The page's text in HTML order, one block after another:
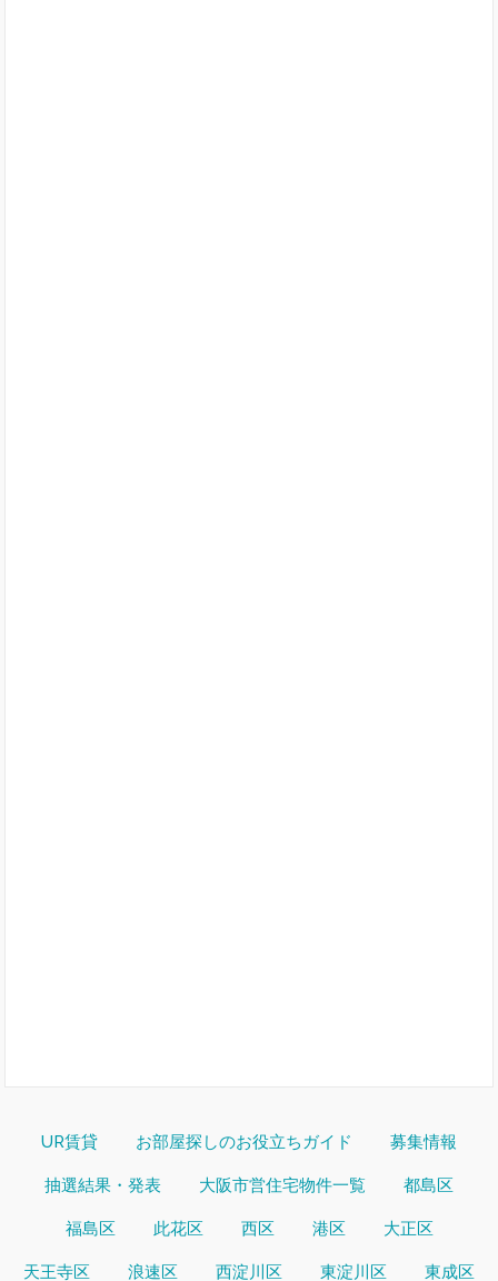
UR賃貸 お部屋探しのお役立ちガイド 募集情報
抽選結果・発表 大阪市営住宅物件一覧 都島区
福島区 此花区 西区 港区 大正区
天王寺区 浪速区 西淀川区 東淀川区 東成区